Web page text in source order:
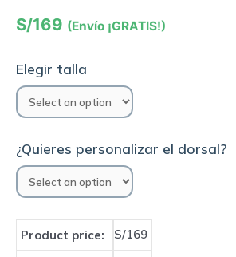
S/169 (Envío ¡GRATIS!)
Elegir talla
¿Quieres personalizar el dorsal?
Product price: S/169